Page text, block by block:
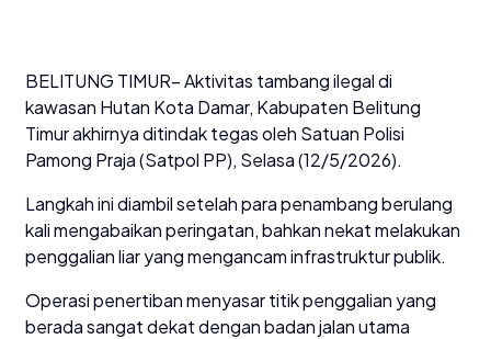
BELITUNG TIMUR– Aktivitas tambang ilegal di
kawasan Hutan Kota Damar, Kabupaten Belitung
Timur akhirnya ditindak tegas oleh Satuan Polisi
Pamong Praja (Satpol PP), Selasa (12/5/2026).
Langkah ini diambil setelah para penambang berulang
kali mengabaikan peringatan, bahkan nekat melakukan
penggalian liar yang mengancam infrastruktur publik.
Operasi penertiban menyasar titik penggalian yang
berada sangat dekat dengan badan jalan utama